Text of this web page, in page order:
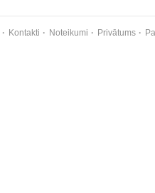
Kontakti Noteikumi Privātums